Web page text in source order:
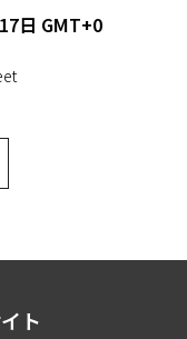
日 GMT+0
ト